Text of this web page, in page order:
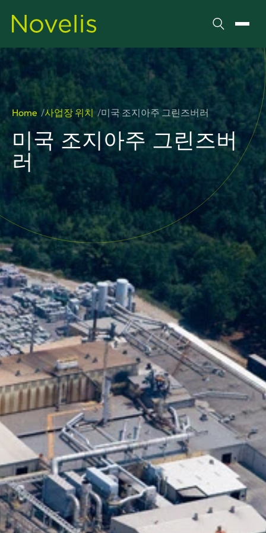
검색 메뉴
Home 사업장 위치 미국 조지아주 그린즈버러
미국 조지아주 그린즈버
러